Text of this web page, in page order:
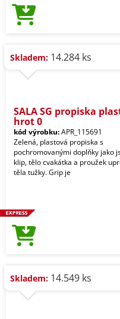
Skladem: 14.284 ks
SALA SG propiska
hrot 0
kód výrobku:APR_115691
Zelená, plastová propiska s
pochromovanými doplňky jako
klip, tělo cvakátka a proužek
těla tužky. Grip je
Skladem: 14.549 ks